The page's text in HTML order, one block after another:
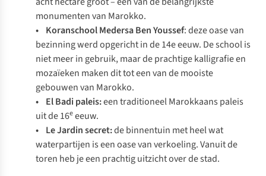
monumenten van Marokko.
• Koranschool Medersa Ben Youssef: deze oase van
bezinning werd opgericht in de 14e eeuw. De school is
niet meer in gebruik, maar de prachtige kalligrafie en
mozaïeken maken dit tot een van de mooiste
gebouwen van Marokko.
• El Badi paleis:een traditioneel Marokkaans paleis
uit de 16eeeuw.
• Le Jardin secret:de binnentuin met heel wat
waterpartijen is een oase van verkoeling. Vanuit de
toren heb je een prachtig uitzicht over de stad.